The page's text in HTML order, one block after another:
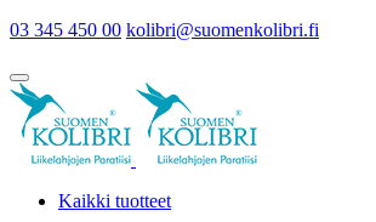
03 345 450 00 kolibri@suomenkolibri.fi
Kaikki tuotteet